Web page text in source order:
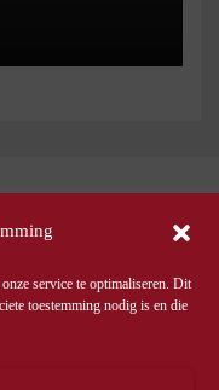
service te optimaliseren. Dit
toestemming nodig is en die